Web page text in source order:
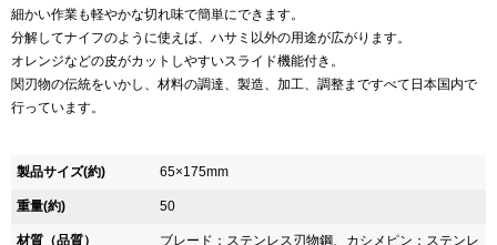
細かい作業も軽やかな切れ味で簡単にできます。
分解してナイフのように使えば、ハサミ以外の用途が広がります。
オレンジなどの皮がカットしやすいスライド機能付き。
関刃物の伝統をいかし、材料の調達、製造、加工、調整まですべて日本国内で
行っています。
製品サイズ(約) 65×175mm
重量(約) 50
材質（品質）
ブレード：ステンレス刃物鋼、カシメピン：ステンレ